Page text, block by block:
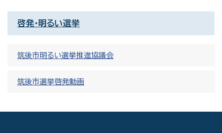
啓発・明るい選挙
筑後市明るい選挙推進協議会
筑後市選挙啓発動画